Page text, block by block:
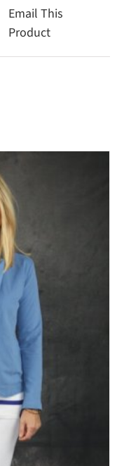
Email This
Product